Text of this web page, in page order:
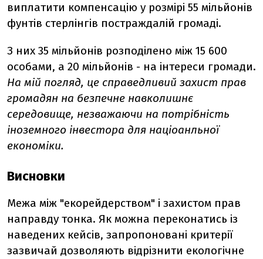
виплатити компенсацію у розмірі 55 мільйонів
фунтів стерлінгів постраждалій громаді.
З них 35 мільйонів розподілено між 15 600
особами, а 20 мільйонів - на інтереси громади.
На мій погляд, це справедливий захист прав
громадян на безпечне навколишнє
середовище, незважаючи на потрібність
іноземного інвестора для націоанльної
економіки.
Висновки
Межа між "екорейдерством" і захистом прав
направду тонка. Як можна переконатись із
наведених кейсів, запропоновані критерії
зазвичай дозволяють відрізнити екологічне